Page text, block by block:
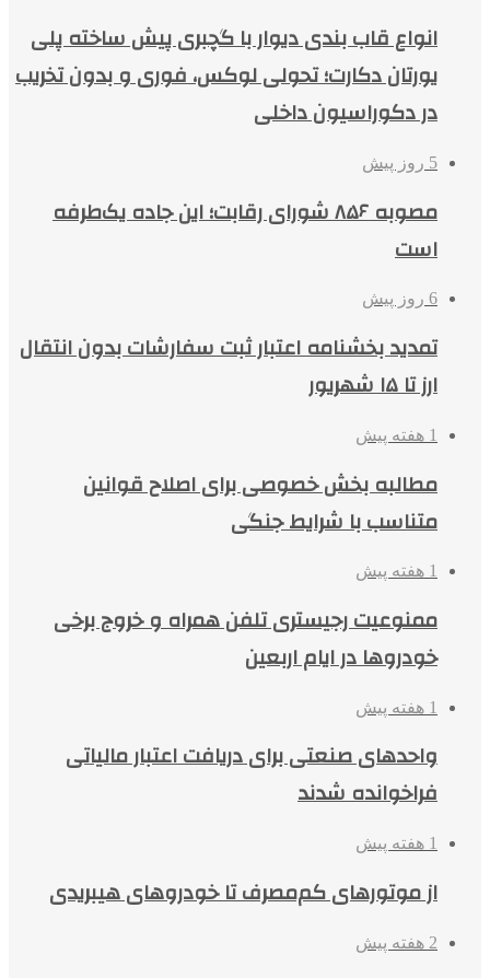
انواع قاب بندی دیوار با گچبری پیش ساخته پلی
یورتان دکارت؛ تحولی لوکس، فوری و بدون تخریب
در دکوراسیون داخلی
5 روز پیش
مصوبه ۸۵۶ شورای رقابت؛ این جاده یک‌طرفه
است
6 روز پیش
تمدید بخشنامه اعتبار ثبت سفارشات بدون انتقال
ارز تا ۱۵ شهریور
1 هفته پیش
مطالبه بخش خصوصی برای اصلاح قوانین
متناسب با شرایط جنگی
1 هفته پیش
ممنوعیت رجیستری تلفن همراه و خروج برخی
خودروها در ایام اربعین
1 هفته پیش
واحدهای صنعتی برای دریافت اعتبار مالیاتی
فراخوانده شدند
1 هفته پیش
از موتورهای کم‌مصرف تا خودروهای هیبریدی
2 هفته پیش